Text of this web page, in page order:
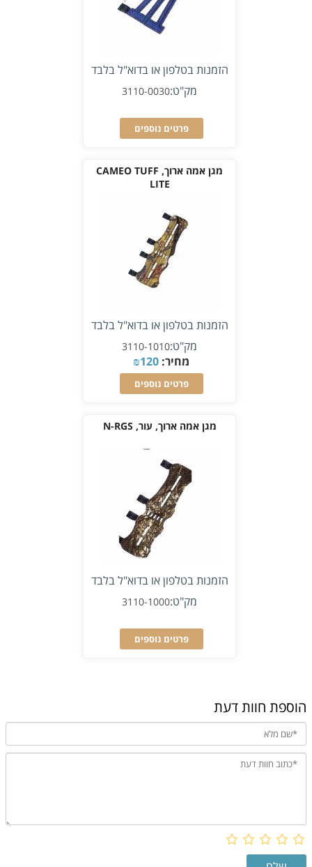
הזמנות בטלפון או בדוא"ל בלבד
מק"ט:3110-0030
פרטים נוספים
מגן אמה ארוך, CAMEO TUFF
LITE
הזמנות בטלפון או בדוא"ל בלבד
מק"ט:3110-1010
מחיר: ₪120
פרטים נוספים
מגן אמה ארוך, עור, N-RGS
הזמנות בטלפון או בדוא"ל בלבד
מק"ט:3110-1000
פרטים נוספים
הוספת חוות דעת